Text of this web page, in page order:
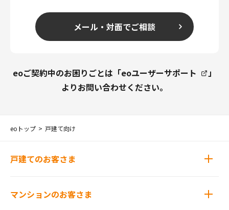
メール・対面でご相談
eoご契約中のお困りごとは「eoユーザーサポート
」
よりお問い合わせください。
eoトップ 戸建て向け
戸建てのお客さま
マンションのお客さま